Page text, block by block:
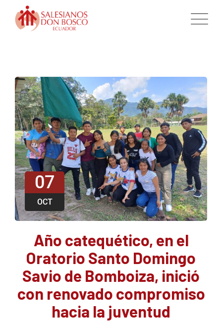
07
OCT
Año catequético, en el
Oratorio Santo Domingo
Savio de Bomboiza, inició
con renovado compromiso
hacia la juventud